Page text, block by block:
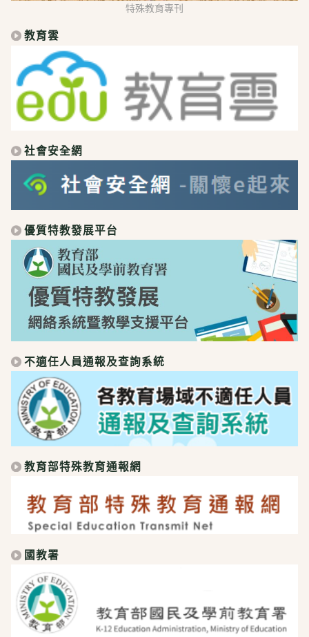
特殊教育專刊
教育雲
社會安全網
優質特教發展平台
不適任人員通報及查詢系統
教育部特殊教育通報網
國教署